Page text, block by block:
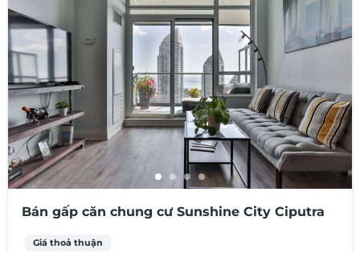
Bán gấp căn chung cư Sunshine City Ciputra
Giá thoả thuận